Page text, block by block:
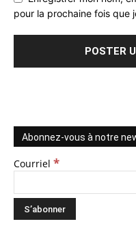
pour la prochaine fois que
Abonnez-vous à notre
Courriel *